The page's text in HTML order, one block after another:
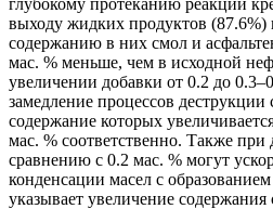
глубокому протеканию реакций
выходу жидких продуктов
содержанию в них смол и
мас. % меньше, чем в исходной
увеличении добавки от 0.2 до
замедление процессов деструкции
содержание которых
мас. % соответственно. Также
сравнению с 0.2 мас. % могут
конденсации масел с
указывает увеличение содержания